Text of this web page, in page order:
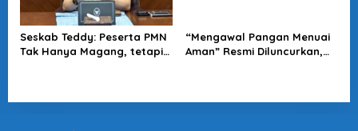
Seskab Teddy: Peserta PMN
Tak Hanya Magang, tetapi
“Mengawal Pangan Menuai
Aman” Resmi Diluncurkan,